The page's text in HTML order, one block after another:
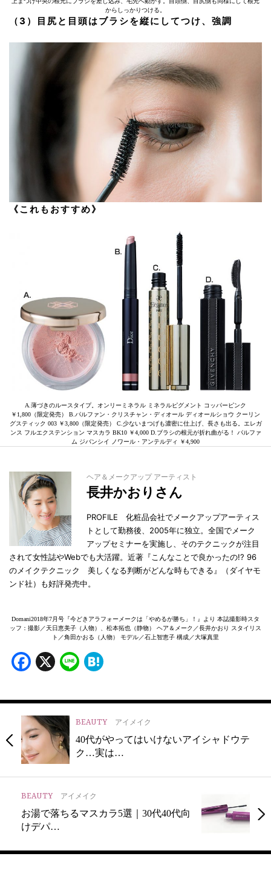
からしっかりつける。
（3）目尻と目頭はブラシを縦にしてつけ、強調
《これもおすすめ》
A.薄づきのルースタイプ。オンリーミネラル ミネラルピグメント コッパーピンク
￥1,800（限定発売） B.パルファン・クリスチャン・ディオール ディオールショウ クーリン
グスティック 003 ￥3,800（限定発売） C.少ないまつげも濃密に仕上げ、長さも出る。エレガ
ンス フルエクステンション マスカラ BK10 ￥4,000 D.ブラシの根元が折れ曲がる！ パルファ
ム ジバンシイ ノワール・アンテルディ ￥4,900
ヘア＆メークアップ アーティスト
長井かおりさん
PROFILE 化粧品会社でメークアップアーティス
トとして勤務後、2005年に独立。全国でメーク
アップセミナーを実施し、そのテクニックが注目
されて女性誌やWebでも大活躍。近著『こんなことで良かったの!? 96
のメイクテクニック 美しくなる判断がどんな時もできる』（ダイヤモ
ンド社）も好評発売中。
Domani2018年7月号『今どきアラフォーメークは「やめるが勝ち」！』より 本誌撮影時スタ
ッフ：撮影／天日恵美子（人物）、松本拓也（静物） ヘア＆メーク／長井かおり スタイリス
ト／角田かおる（人物） モデル／石上智恵子 構成／大塚真里
Facebook
X Line
BEAUTY アイメイク
40代がやってはいけないアイシャドウテ
ク…実は…
BEAUTY アイメイク
お湯で落ちるマスカラ5選｜30代40代向
けデパ…